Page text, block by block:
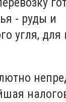
- руды и
угля,